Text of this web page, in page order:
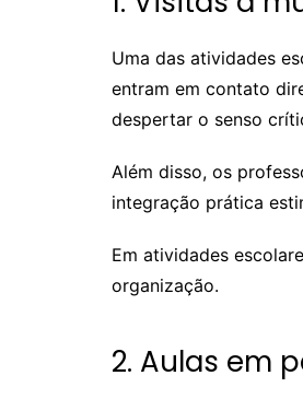
Uma das atividades
entram em contato
despertar o senso
Além disso, os
integração prática
Em atividades
organização.
2. Aulas em